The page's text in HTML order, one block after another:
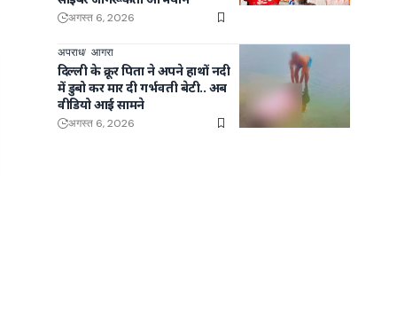
अगस्त 6, 2026
अपराध आगरा
दिल्ली के क्रूर पिता ने अपने हाथों नदी
में डुबो कर मार दी गर्भवती बेटी.. अब
वीडियो आई सामने
अगस्त 6, 2026